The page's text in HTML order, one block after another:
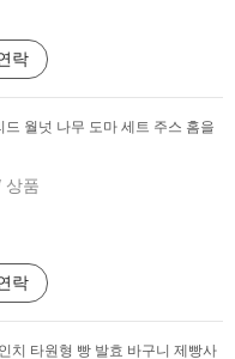
락
드 월넛 나무 도마 세트 주스 홈을
상품
락
치 타원형 빵 발효 바구니 제빵사